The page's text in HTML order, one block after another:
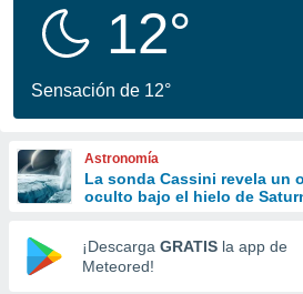
calidad.
a este
las
y
forma
digital
basada
12°
Sensación de 12°
Astronomía
La sonda Cassini revela un
oculto bajo el hielo de
¡Descarga GRATIS la app de
Meteored!